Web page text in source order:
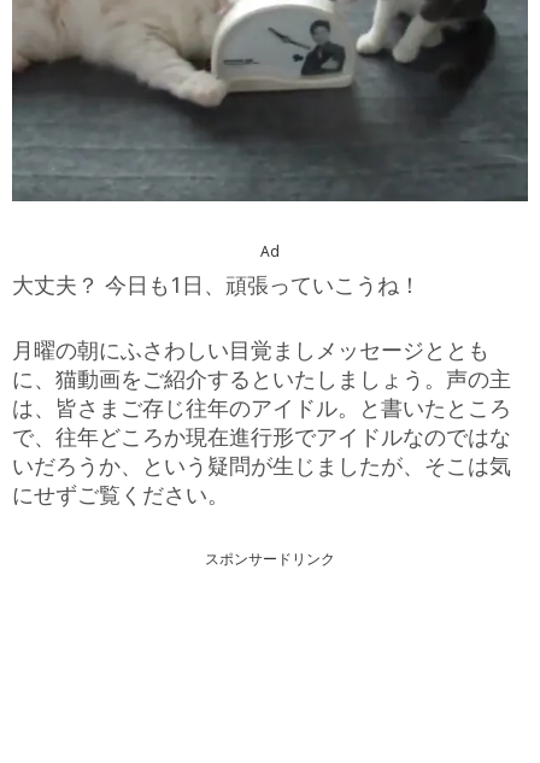
Ad
大丈夫？ 今日も1日、頑張っていこうね！
月曜の朝にふさわしい目覚ましメッセージととも
に、猫動画をご紹介するといたしましょう。声の主
は、皆さまご存じ往年のアイドル。と書いたところ
で、往年どころか現在進行形でアイドルなのではな
いだろうか、という疑問が生じましたが、そこは気
にせずご覧ください。
スポンサードリンク